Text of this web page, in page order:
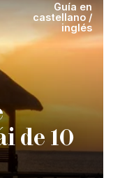
Guía en
castellano /
inglés
de 10